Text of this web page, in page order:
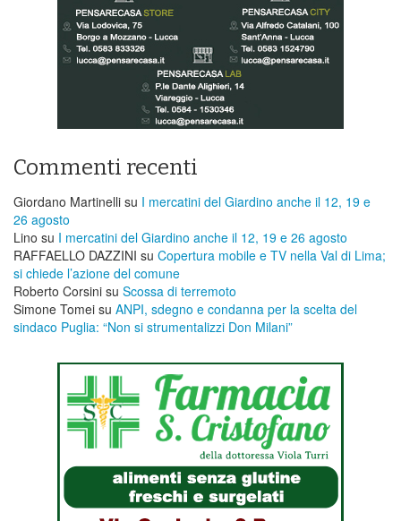
Commenti recenti
Giordano Martinelli su I mercatini del Giardino anche il 12, 19 e
26 agosto
Lino su I mercatini del Giardino anche il 12, 19 e 26 agosto
RAFFAELLO DAZZINI su ​Copertura mobile e TV nella Val di Lima;
si chiede l’azione del comune
Roberto Corsini su Scossa di terremoto
Simone Tomei su ANPI, sdegno e condanna per la scelta del
sindaco Puglia: “Non si strumentalizzi Don Milani”